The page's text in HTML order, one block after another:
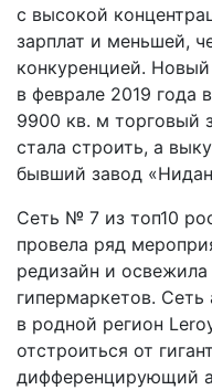
с высокой
зарплат и меньшей,
конкуренцией.
в феврале 2019 года
9900 кв. м торговый
стала строить, а
бывший завод
Сеть № 7 из топ­10
провела ряд
редизайн и
гипермаркетов. Сеть
в родной регион
отстроиться от
дифференцирующий